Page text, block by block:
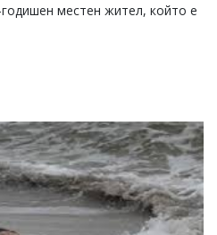
местен жител, който е